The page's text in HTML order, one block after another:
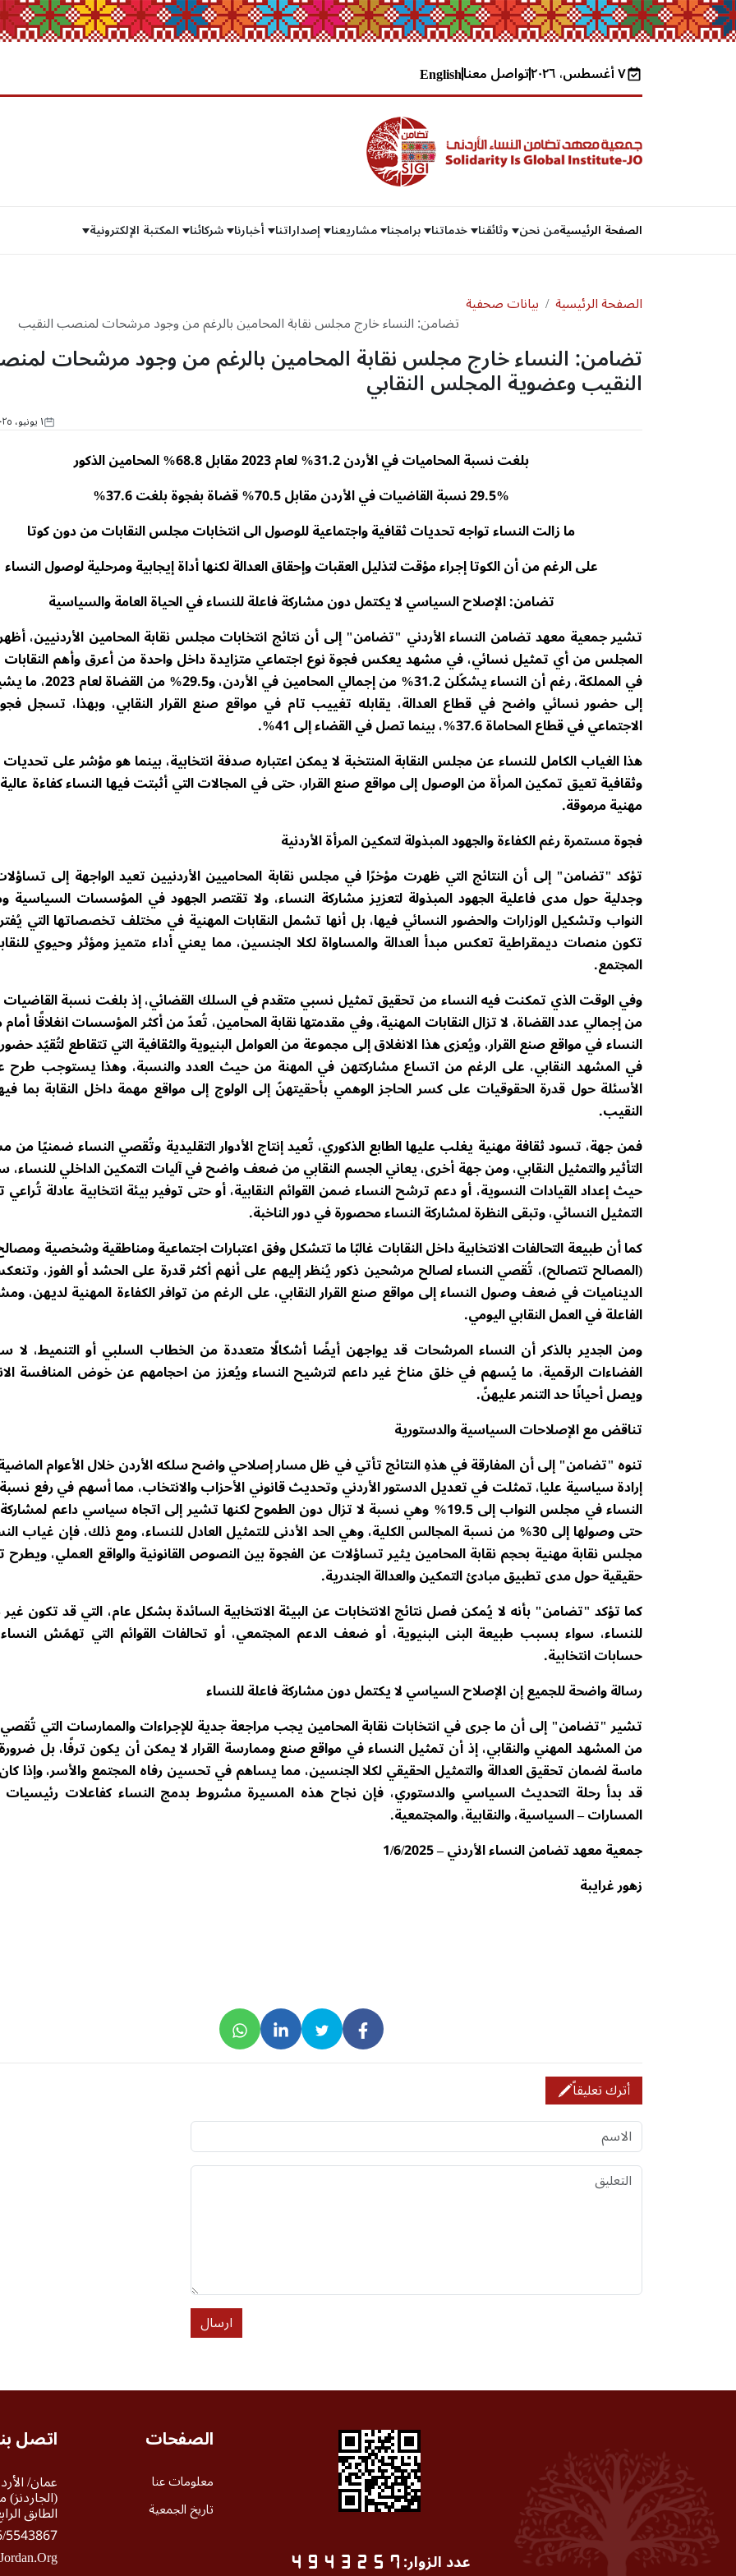
٧ أغسطس، ٢٠٢٦ تواصل معناEnglish
الصفحة الرئيسيةمن نحن وثائقنا خدماتنا برامجنا مشاريعنا إصداراتنا أخبارنا شركائنا المكتبة الإلكترونية
الصفحة الرئيسية بيانات صحفية
تضامن: النساء خارج مجلس نقابة المحامين بالرغم من وجود مرشحات لمنصب النقيب
وعضوية المجلس النقابي
تضامن: النساء خارج مجلس نقابة المحامين بالرغم من وجود مرشحات
النقيب وعضوية المجلس النقابي
١ يونيو، ٢٠٢٥
بلغت نسبة المحاميات في الأردن 31.2% لعام 2023 مقابل 68.8% المحامين الذكور
29.5% نسبة القاضيات في الأردن مقابل 70.5% قضاة بفجوة بلغت 37.6%
ما زالت النساء تواجه تحديات ثقافية واجتماعية للوصول الى انتخابات مجلس النقابات من دون كوتا
على الرغم من أن الكوتا إجراء مؤقت لتذليل العقبات وإحقاق العدالة لكنها أداة إيجابية ومرحلية لوصول النساء
تضامن: الإصلاح السياسي لا يكتمل دون مشاركة فاعلة للنساء في الحياة العامة والسياسية
تشير جمعية معهد تضامن النساء الأردني "تضامن" إلى أن نتائج انتخابات مجلس نقابة المحامين الأردنيين،
المجلس من أي تمثيل نسائي، في مشهد يعكس فجوة نوع اجتماعي متزايدة داخل واحدة من أعرق وأهم النقابات
في المملكة، رغم أن النساء يشكّلن 31.2% من إجمالي
إلى حضور نسائي واضح في قطاع العدالة، يقابله تغييب تام في مواقع صنع القرار النقابي، وبهذا، تسجل
الاجتماعي في قطاع المحاماة 37.6%، بينما تصل في القضاء إلى 41%.
هذا الغياب الكامل للنساء عن مجلس النقابة المنتخبة لا يمكن اعتباره صدفة انتخابية، بينما هو مؤشر على
وثقافية تعيق تمكين المرأة من الوصول إلى مواقع صنع القرار، حتى في المجالات التي أثبتت فيها النساء كفاءة
مهنية مرموقة.
فجوة مستمرة رغم الكفاءة والجهود المبذولة لتمكين المرأة الأردنية
تؤكد "تضامن" إلى أن النتائج التي ظهرت مؤخرًا في مجلس نقابة المحاميين الأردنيين تعيد الواجهة إلى
وجدلية حول مدى فاعلية الجهود المبذولة لتعزيز مشاركة النساء، ولا تقتصر الجهود في المؤسسات السياسية
النواب وتشكيل الوزارات والحضور النسائي فيها، بل أنها تشمل النقابات المهنية في مختلف تخصصاتها التي
تكون منصات ديمقراطية تعكس مبدأ العدالة والمساواة لكلا الجنسين، مما يعني أداء متميز ومؤثر وحيوي
المجتمع.
من إجمالي عدد القضاة، لا تزال النقابات المهنية، وفي مقدمتها نقابة المحامين، تُعدّ من أكثر المؤسسات انغلاقًا
النساء في مواقع صنع القرار، ويُعزى هذا الانغلاق إلى مجموعة من العوامل البنيوية والثقافية التي تتقاطع لتُقيّد
في المشهد النقابي، على الرغم من اتساع مشاركتهن في المهنة من حيث العدد والنسبة، وهذا يستوجب
الأسئلة حول قدرة الحقوقيات على كسر الحاجز الوهمي بأحقيتهنّ إلى الولوج إلى مواقع مهمة داخل النقابة بما
النقيب.
فمن جهة، تسود ثقافة مهنية يغلب عليها الطابع الذكوري، تُعيد إنتاج الأدوار التقليدية وتُقصي النساء ضمنيًا
التأثير والتمثيل النقابي، ومن جهة أخرى، يعاني الجسم النقابي من ضعف واضح في آليات التمكين الداخلي للنساء،
حيث إعداد القيادات النسوية، أو دعم ترشح النساء ضمن القوائم النقابية، أو حتى توفير بيئة انتخابية عادلة
التمثيل النسائي، وتبقى النظرة لمشاركة النساء محصورة في دور الناخبة.
كما أن طبيعة التحالفات الانتخابية داخل النقابات غالبًا ما تتشكل وفق اعتبارات اجتماعية ومناطقية وشخصية
(المصالح تتصالح)، تُقصي النساء لصالح مرشحين ذكور يُنظر إليهم على أنهم أكثر قدرة على الحشد أو الفوز،
الديناميات في ضعف وصول النساء إلى مواقع صنع القرار النقابي، على الرغم من توافر الكفاءة المهنية لديهن،
الفاعلة في العمل النقابي اليومي.
ومن الجدير بالذكر أن النساء المرشحات قد يواجهن أيضًا أشكالًا متعددة من الخطاب السلبي أو التنميط، لا
الفضاءات الرقمية، ما يُسهم في خلق مناخ غير داعم لترشيح النساء ويُعزز من احجامهم عن خوض المنافسة
ويصل أحيانًا حد التنمر عليهنً.
تناقض مع الإصلاحات السياسية والدستورية
تنوه "تضامن" إلى أن المفارقة في هذهِ النتائج تأتي في ظل مسار إصلاحي واضح سلكه الأردن خلال الأعوام
إرادة سياسية عليا، تمثلت في تعديل الدستور الأردني وتحديث قانوني الأحزاب والانتخاب، مما أسهم في رفع
النساء في مجلس النواب إلى 19.5% وهي نسبة لا تزال دون الطموح لكنها تشير إلى اتجاه سياسي داعم
حتى وصولها إلى 30% من نسبة المجالس الكلية، وهي الحد الأدنى للتمثيل العادل للنساء، ومع ذلك، فإن غياب
مجلس نقابة مهنية بحجم نقابة المحامين يثير تساؤلات عن الفجوة بين النصوص القانونية والواقع العملي،
حقيقية حول مدى تطبيق مبادئ التمكين والعدالة الجندرية.
كما تؤكد "تضامن" بأنه لا يُمكن فصل نتائج الانتخابات عن البيئة الانتخابية السائدة بشكل عام، التي قد تكون
للنساء، سواء بسبب طبيعة البنى البنيوية، أو ضعف الدعم المجتمعي، أو تحالفات القوائم التي تهمّش
حسابات انتخابية.
رسالة واضحة للجميع إن الإصلاح السياسي لا يكتمل دون مشاركة فاعلة للنساء
تشير "تضامن" إلى أن ما جرى في انتخابات نقابة المحامين يجب مراجعة جدية للإجراءات والممارسات التي
من المشهد المهني والنقابي، إذ أن تمثيل النساء في مواقع صنع وممارسة القرار لا يمكن أن يكون ترفًا، بل
ماسة لضمان تحقيق العدالة والتمثيل الحقيقي لكلا الجنسين، مما يساهم في تحسين رفاه المجتمع والأسر، وإذا
قد بدأ رحلة التحديث السياسي والدستوري، فإن نجاح هذه المسيرة مشروط بدمج النساء كفاعلات
المسارات – السياسية، والنقابية، والمجتمعية.
جمعية معهد تضامن النساء الأردني – 1/6/2025
زهور غرايبة
أترك تعليقاً
ارسال
عدد الزوار:
4 9 4 3 2 5 7
الصفحات
معلومات عنا
تاريخ الجمعية
اتصل
عمان/
الطابق الرابع 408 / الطابق
- 06/5543863